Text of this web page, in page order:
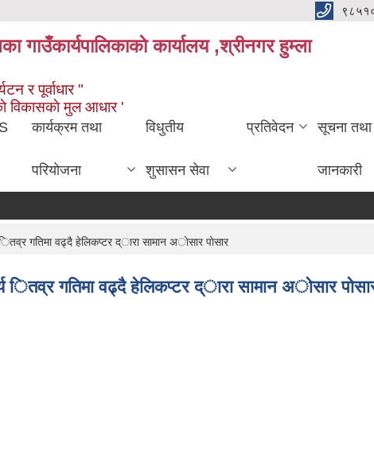
गाउँकार्यपालिकाकाे कार्यालय ,श्रीनगर हुम्ला
र पूर्वाधार "
विकासकाे मुल आधार '
कार्यक्रम तथा
परियोजना
विधुतीय
शुसासन सेवा
प्रतिवेदन सूचना तथा
जानकारी
गतिमा वढ्दै हेलिकप्टर द्ारा सामान अाेसार पाेसार
ितव्र गतिमा वढ्दै हेलिकप्टर द्ारा सामान अाेसार